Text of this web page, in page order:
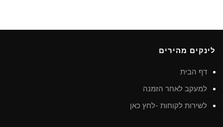
לינקים מהירים
דף הבית
למעקב לאחר הזמנה
לשירות לקוחות -לחץ כאן